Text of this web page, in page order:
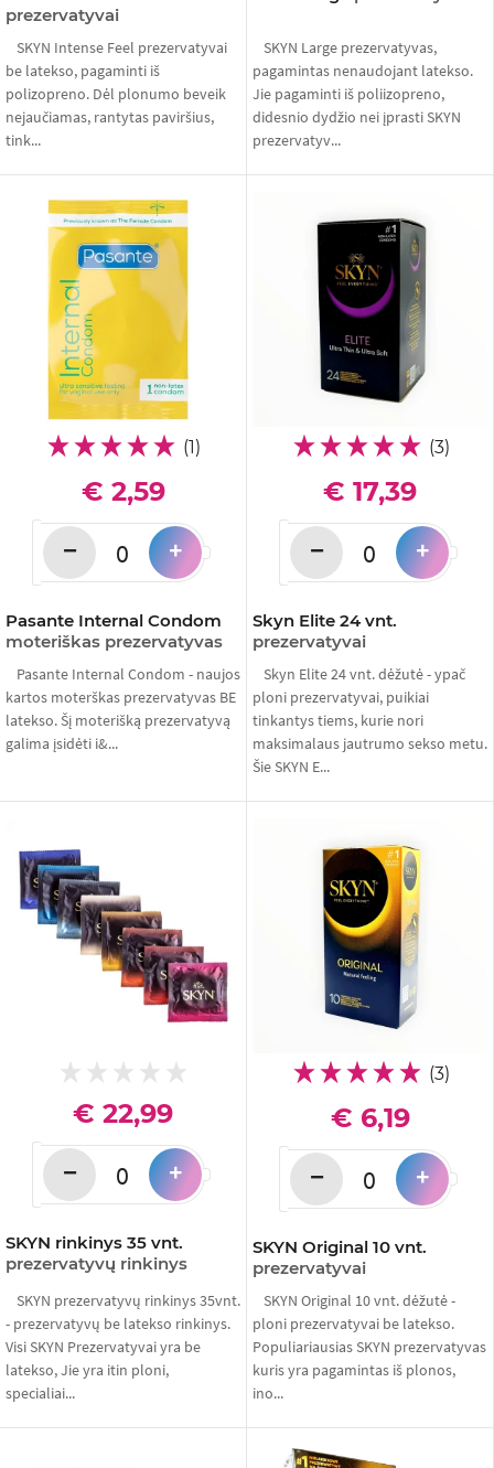
prezervatyvai
SKYN Intense Feel prezervatyvai
be latekso, pagaminti iš
polizopreno. Dėl plonumo beveik
nejaučiamas, rantytas paviršius,
tink...
SKYN Large prezervatyvas,
pagamintas nenaudojant latekso.
Jie pagaminti iš poliizopreno,
didesnio dydžio nei įprasti SKYN
prezervatyv...
(1)
Pasante Internal Condom
moteriškas prezervatyvas
€ 2,59
− +
Pasante Internal Condom - naujos
kartos moterškas prezervatyvas BE
latekso. Šį moterišką prezervatyvą
galima įsidėti i&...
(3)
Skyn Elite 24 vnt.
prezervatyvai
€ 17,39
− +
Skyn Elite 24 vnt. dėžutė - ypač
ploni prezervatyvai, puikiai
tinkantys tiems, kurie nori
maksimalaus jautrumo sekso metu.
Šie SKYN E...
SKYN rinkinys 35 vnt.
prezervatyvų rinkinys
€ 22,99
− +
SKYN prezervatyvų rinkinys 35vnt.
- prezervatyvų be latekso rinkinys.
Visi SKYN Prezervatyvai yra be
latekso, Jie yra itin ploni,
specialiai...
(3)
SKYN Original 10 vnt.
prezervatyvai
€ 6,19
− +
SKYN Original 10 vnt. dėžutė -
ploni prezervatyvai be latekso.
Populiariausias SKYN prezervatyvas
kuris yra pagamintas iš plonos,
ino...